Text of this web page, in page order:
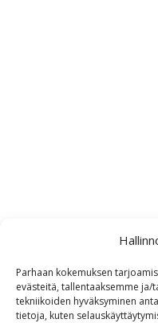
Parhaan kokemuksen
evästeitä, tallentaaksemme
tekniikoiden hyväksyminen
tietoja, kuten